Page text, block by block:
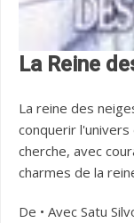
La Reine
La reine des
conquerir
cherche, avec
charmes de la
De • Avec Satu